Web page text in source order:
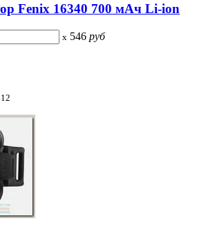
Fenix 16340 700 мАч Li-ion
x 546 руб